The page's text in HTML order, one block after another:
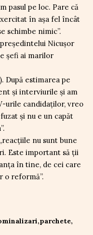
pasul pe loc. Pare că
în așa fel încât
schimbe nimic”.
Nicușor
șefi ai marilor
După estimarea pe
și interviurile și am
urile candidaților, vreo
și nu e un capăt
nu sunt bune
Este important să ții
în tine, de cei care
o reformă”.
parchete